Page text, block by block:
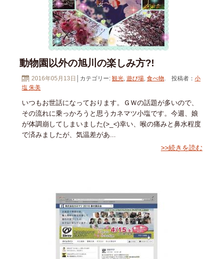
動物園以外の旭川の楽しみ方?!
2016年05月13日 │カテゴリー: 観光, 遊び場, 食べ物. 投稿者： 小
塩 朱美
いつもお世話になっております。ＧＷの話題が多いので、
その流れに乗っかろうと思うカネマツ小塩です。今週、娘
が体調崩してしまいました(>_<)幸い、喉の痛みと鼻水程度
で済みましたが、気温差があ...
>>続きを読む